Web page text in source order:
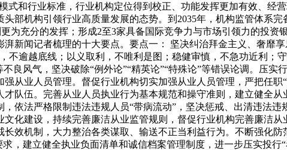
式和行业标准，行业机构定位得到校正、功能发挥更加有效、经
部机构引领行业高质量发展的态势。到2035年，机构监管体系
为充分的发挥；形成2至3家具备国际竞争力与市场引领力的投资
新闻记者梳理的十大要点。要点一： 坚决纠治拜金主义、奢靡
不逾越底线；以义取利，不唯利是图；稳健审慎，不急功近利；
良风气，坚决破除“例外论”“精英论”“特殊论”等错误论调。压
从业人员管理。督促行业机构切实加强从业人员管理，严把任
队伍。完善从业人员执业行为基本规范和操守准则，建立健全
依法严格限制违法违规人员“带病流动”，坚决惩戒、出清违法
化建设，持续完善廉洁从业监管规则，督促行业机构完善廉洁
效机制，大力整治各类谋取、输送不正当利益行为。不断强化
，建立健全执业负面清单和诚信档案管理制度，进一步压实投